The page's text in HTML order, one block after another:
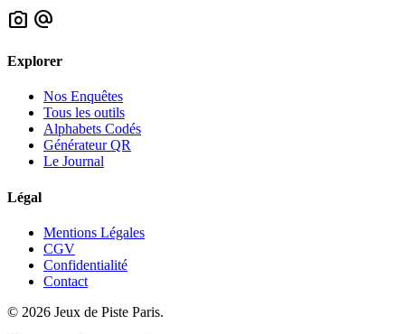
photo_camera alternate_email
Explorer
Nos Enquêtes
Tous les outils
Alphabets Codés
Générateur QR
Le Journal
Légal
Mentions Légales
CGV
Confidentialité
Contact
© 2026 Jeux de Piste Paris.